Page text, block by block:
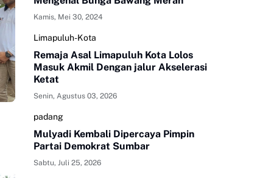
Kamis, Mei 30, 2024
Limapuluh-Kota
Remaja Asal Limapuluh Kota Lolos
Masuk Akmil Dengan jalur Akselerasi
Ketat
Senin, Agustus 03, 2026
padang
Mulyadi Kembali Dipercaya Pimpin
Partai Demokrat Sumbar
Sabtu, Juli 25, 2026